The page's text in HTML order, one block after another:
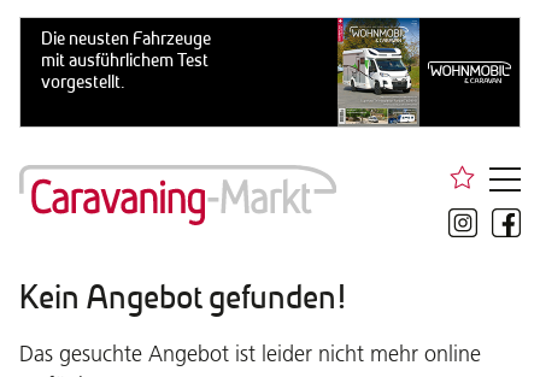
Kein Angebot gefunden!
Das gesuchte Angebot ist leider nicht mehr online